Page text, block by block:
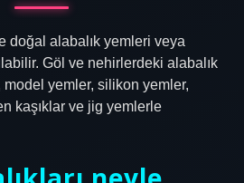
doğal alabalık yemleri veya
Göl ve nehirlerdeki alabalık
model yemler, silikon yemler,
kaşıklar ve jig yemlerle